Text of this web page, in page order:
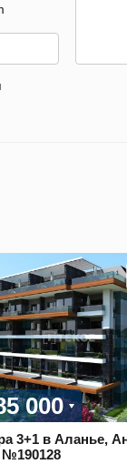
000
3+1 в Аланье,
№190128